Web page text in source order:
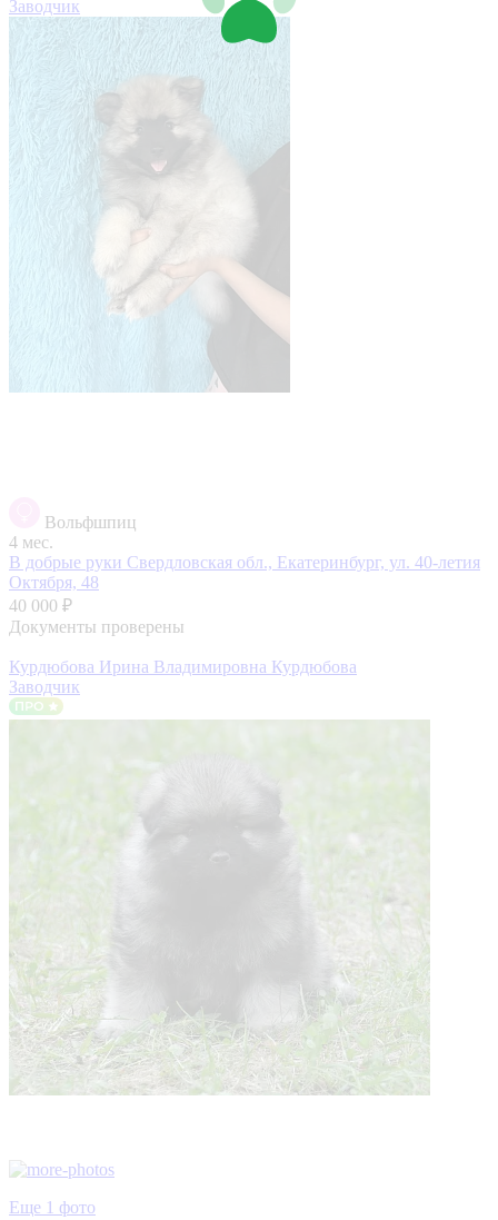
Заводчик
Вольфшпиц
4 мес.
В добрые руки Свердловская обл., Екатеринбург, ул. 40-летия
Октября, 48
40 000 ₽
Документы проверены
Курдюбова Ирина Владимировна Курдюбова
Заводчик
Еще 1 фото